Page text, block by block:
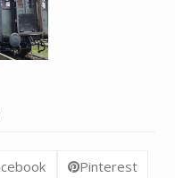
Pinterest